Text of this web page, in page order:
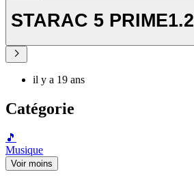
STARAC 5 PRIME1.2
il y a 19 ans
Catégorie
🎵
Musique
Voir moins